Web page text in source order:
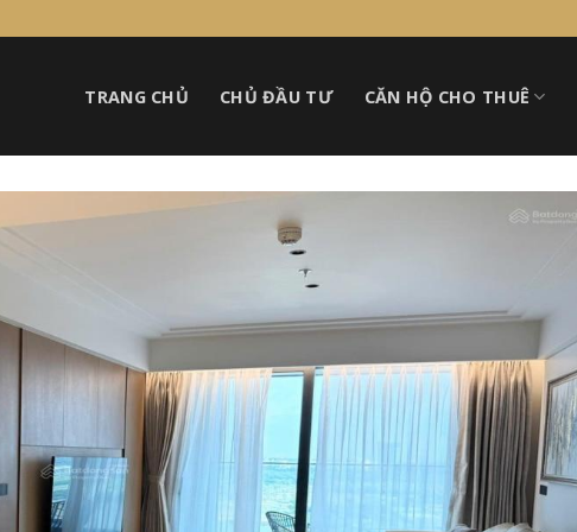
TRANG CHỦ CHỦ ĐẦU TƯ CĂN HỘ CHO THUÊ